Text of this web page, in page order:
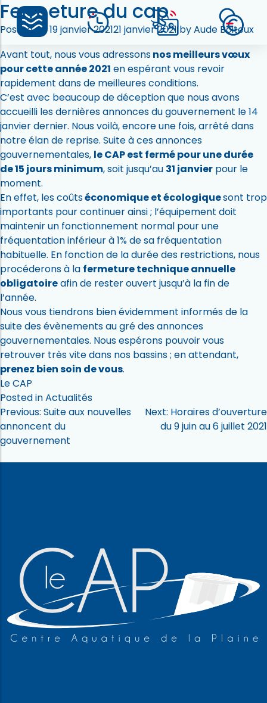
Fermeture du cap
Posted on19 janvier 202121 janvier 2021byAude Boiteux
Covid le 18/01
Chères abonnées, Chers abonnés,
Avant tout, nous vous adressonsnos meilleurs vœux
pour cette année 2021 en espérant vous revoir
rapidement dans de meilleures conditions.
C’est avec beaucoup de déception que nous avons
accueilli les dernières annonces du gouvernement le 14
janvier dernier. Nous voilà, encore une fois, arrêté dans
notre élan de reprise. Suite à ces annonces
gouvernementales, le CAP est fermé pour une durée
de 15 jours minimum, soit jusqu’au 31 janvier pour le
moment.
En effet, les coûtséconomique et écologiquesont trop
importants pour continuer ainsi ; l’équipement doit
maintenir un fonctionnement normal pour une
fréquentation inférieur à 1% de sa fréquentation
habituelle. En fonction de la durée des restrictions, nous
procéderons à la fermeture technique annuelle
obligatoireafin de rester ouvert jusqu’à la fin de
l’année.
Nous vous tiendrons bien évidemment informés de la
suite des évènements au gré des annonces
gouvernementales. Nous espérons pouvoir vous
retrouver très vite dans nos bassins ; en attendant,
prenez bien soin de vous.
Le CAP
Posted inActualités
Navigation
de
l’article
Previous: Suite aux nouvelles
annoncent du
gouvernement
Next: Horaires d’ouverture
du 9 juin au 6 juillet 2021